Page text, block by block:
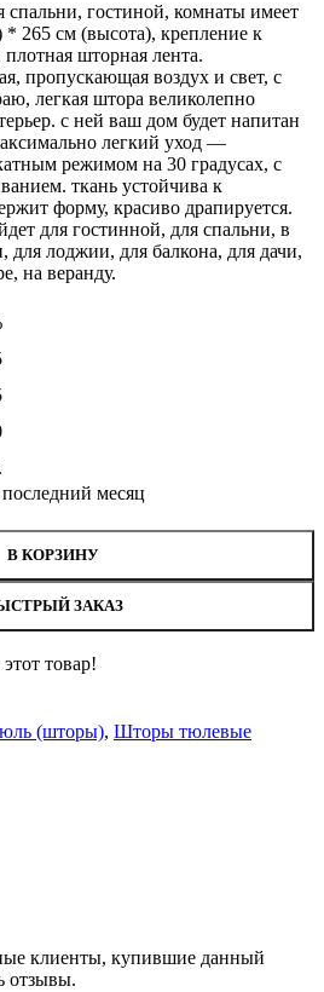
спальни, гостиной, комнаты имеет
265 см (высота), крепление к
шторная лента.
пропускающая воздух и свет, с
легкая штора великолепно
с ней ваш дом будет напитан
легкий уход —
режимом на 30 градусах, с
ткань устойчива к
форму, красиво драпируется.
для гостинной, для спальни, в
для лоджии, для балкона, для дачи,
на веранду.
месяц
265x300см
В КОРЗИНУ
ЗАКАЗ
товар!
(шторы), Шторы тюлевые
клиенты, купившие данный
отзывы.